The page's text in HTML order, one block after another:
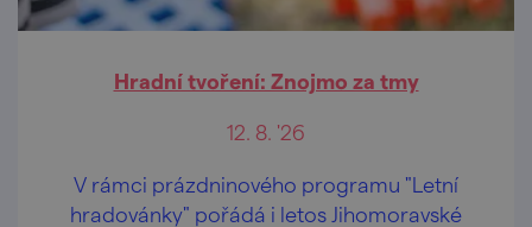
Hradní tvoření: Znojmo za tmy
12. 8. '26
V rámci prázdninového programu "Letní
hradovánky" pořádá i letos Jihomoravské